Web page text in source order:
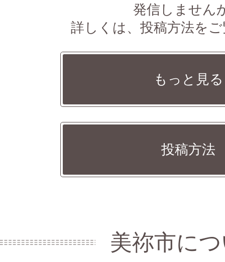
発信しません
詳しくは、投稿方法を
もっと見る
投稿方法
美祢市に